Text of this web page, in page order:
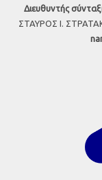
Διευθυντής
ΣΤΑΥΡΟΣ Ι.